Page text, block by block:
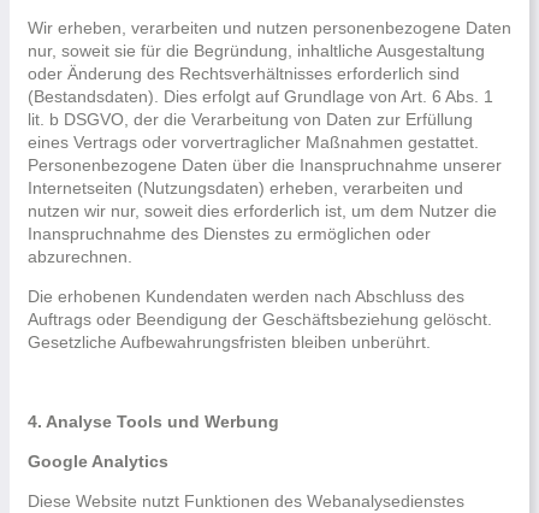
Wir erheben, verarbeiten und nutzen personenbezogene Daten
nur, soweit sie für die Begründung, inhaltliche Ausgestaltung
oder Änderung des Rechtsverhältnisses erforderlich sind
(Bestandsdaten). Dies erfolgt auf Grundlage von Art. 6 Abs. 1
lit. b DSGVO, der die Verarbeitung von Daten zur Erfüllung
eines Vertrags oder vorvertraglicher Maßnahmen gestattet.
Personenbezogene Daten über die Inanspruchnahme unserer
Internetseiten (Nutzungsdaten) erheben, verarbeiten und
nutzen wir nur, soweit dies erforderlich ist, um dem Nutzer die
Inanspruchnahme des Dienstes zu ermöglichen oder
abzurechnen.
Die erhobenen Kundendaten werden nach Abschluss des
Auftrags oder Beendigung der Geschäftsbeziehung gelöscht.
Gesetzliche Aufbewahrungsfristen bleiben unberührt.
4. Analyse Tools und Werbung
Google Analytics
Diese Website nutzt Funktionen des Webanalysedienstes